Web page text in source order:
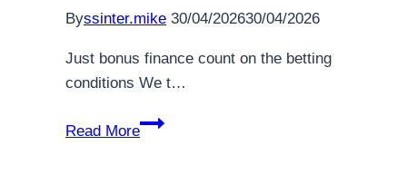
czternascie
Byssinter.mike 30/04/202630/04/2026
Just bonus finance count on the betting
conditions We t…
Read More
This